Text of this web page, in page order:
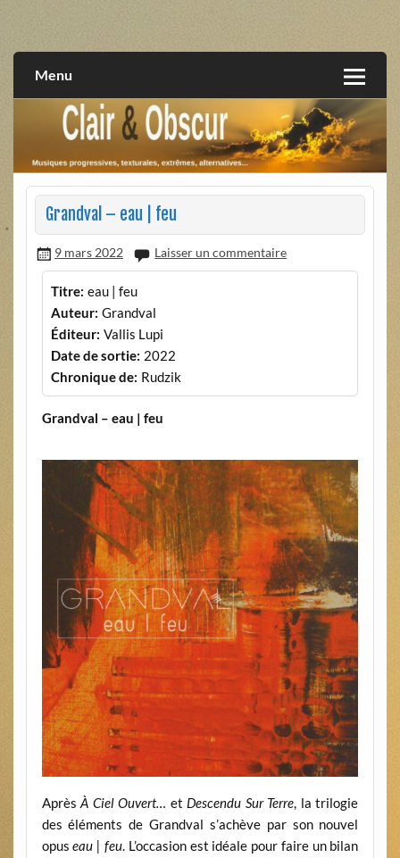
extrêmes, alternatives, texturales
Menu
Grandval – eau | feu
9 mars 2022 Laisser un commentaire
Titre: eau | feu
Auteur: Grandval
Éditeur: Vallis Lupi
Date de sortie: 2022
Chronique de: Rudzik
Grandval – eau | feu
AprèsÀ Ciel Ouvert… et Descendu Sur Terre, la trilogie
des éléments de Grandval s’achève par son nouvel
opuseau | feu. L’occasion est idéale pour faire un bilan